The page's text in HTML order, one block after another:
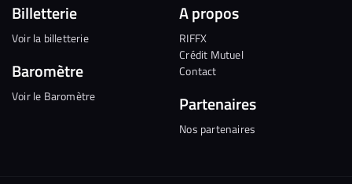
Billetterie
Voir la billetterie
Baromètre
Voir le Baromètre
A propos
RIFFX
Crédit Mutuel
Contact
Partenaires
Nos partenaires